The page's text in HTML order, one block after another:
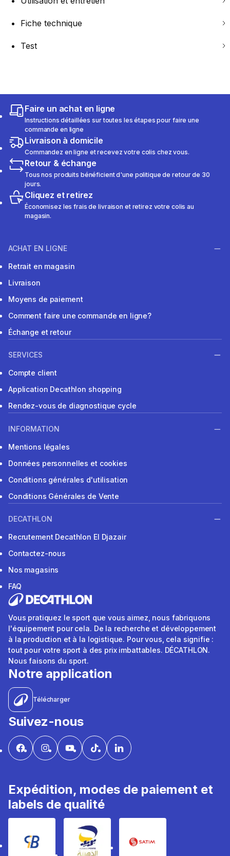
Fiche technique
Test
Faire un achat en ligne
Instructions détaillées sur toutes les étapes pour faire une
commande en ligne
Livraison à domicile
Commandez en ligne et recevez votre colis chez vous.
Retour & échange
Tous nos produits bénéficient d'une politique de retour de 30
jours.
Cliquez et retirez
Économisez les frais de livraison et retirez votre colis au
magasin.
ACHAT EN LIGNE
Retrait en magasin
Livraison
Moyens de paiement
Comment faire une commande en ligne?
Échange et retour
SERVICES
Compte client
Application Decathlon shopping
Rendez-vous de diagnostique cycle
INFORMATION
Mentions légales
Données personnelles et cookies
Conditions générales d'utilisation
Conditions Générales de Vente
DECATHLON
Recrutement Decathlon El Djazair
Contactez-nous
Nos magasins
FAQ
Vous pratiquez le sport que vous aimez, nous fabriquons
l'équipement pour cela. De la recherche et développement
à la production et à la logistique. Pour vous, cela signifie :
tout pour votre sport à des prix imbattables. DÉCATHLON.
Nous faisons du sport.
Notre application
Télécharger
Suivez-nous
Expédition, modes de paiement et
labels de qualité